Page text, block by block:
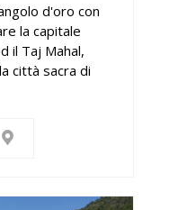
d'oro con
la capitale
il Taj Mahal,
città sacra di